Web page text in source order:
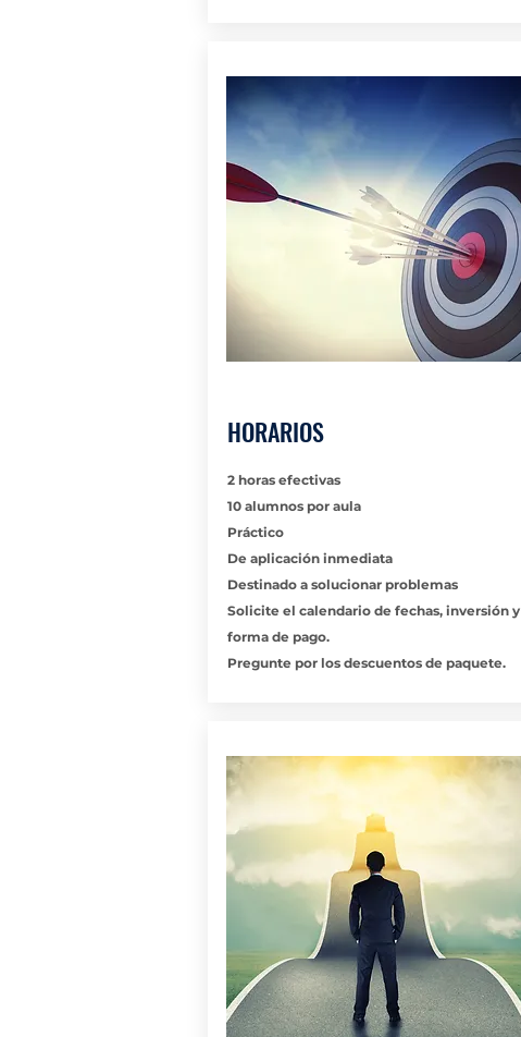
HORARIOS
2 horas efectivas
10 alumnos por aula
Práctico
De aplicación inmediata
Destinado a solucionar problemas
Solicite el calendario de fechas, inversión y
forma de pago.
Pregunte por los descuentos de paquete.